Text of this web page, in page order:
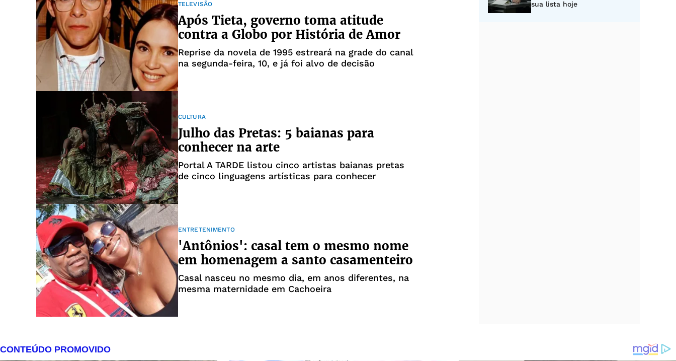
TELEVISÃO
Após Tieta, governo toma atitude
contra a Globo por História de Amor
Reprise da novela de 1995 estreará na grade do canal
na segunda-feira, 10, e já foi alvo de decisão
CULTURA
Julho das Pretas: 5 baianas para
conhecer na arte
Portal A TARDE listou cinco artistas baianas pretas
de cinco linguagens artísticas para conhecer
ENTRETENIMENTO
'Antônios': casal tem o mesmo nome
em homenagem a santo casamenteiro
Casal nasceu no mesmo dia, em anos diferentes, na
mesma maternidade em Cachoeira
sua lista hoje